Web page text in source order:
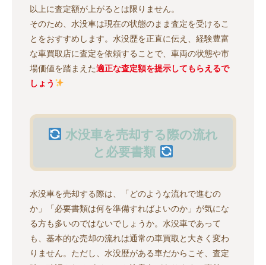
以上に査定額が上がるとは限りません。
そのため、水没車は現在の状態のまま査定を受けるこ
とをおすすめします。水没歴を正直に伝え、経験豊富
な車買取店に査定を依頼することで、車両の状態や市
場価値を踏まえた適正な査定額を提示してもらえるで
しょう
水没車を売却する際の流れ
と必要書類
水没車を売却する際は、「どのような流れで進むの
か」「必要書類は何を準備すればよいのか」が気にな
る方も多いのではないでしょうか。水没車であって
も、基本的な売却の流れは通常の車買取と大きく変わ
りません。ただし、水没歴がある車だからこそ、査定